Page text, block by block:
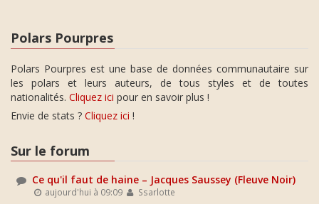
Polars Pourpres
Polars Pourpres est une base de données communautaire sur
les polars et leurs auteurs, de tous styles et de toutes
nationalités. Cliquez ici pour en savoir plus !
Envie de stats ? Cliquez ici !
Sur le forum
Ce qu'il faut de haine – Jacques Saussey (Fleuve Noir)
aujourd'hui à 09:09 Ssarlotte